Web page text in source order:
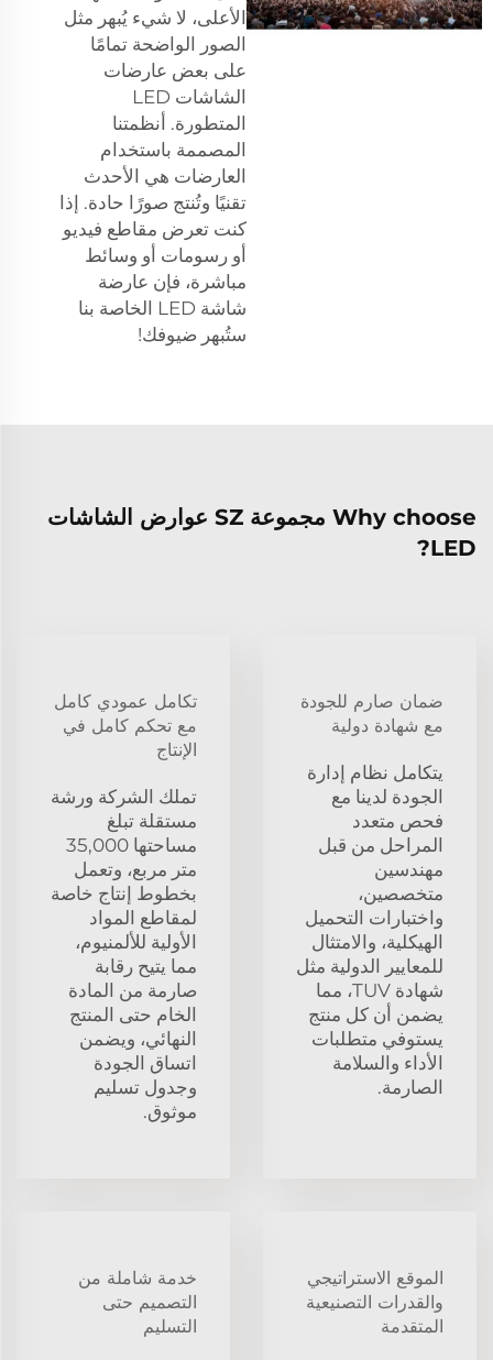
الأعلى، لا شيء يُبهر مثل
الصور الواضحة تمامًا
على بعض عارضات
الشاشات LED
المتطورة. أنظمتنا
المصممة باستخدام
العارضات هي الأحدث
تقنيًا وتُنتج صورًا حادة. إذا
كنت تعرض مقاطع فيديو
أو رسومات أو وسائط
مباشرة، فإن عارضة
شاشة LED الخاصة بنا
ستُبهر ضيوفك!
Why choose مجموعة SZ عوارض الشاشات
LED?
ضمان صارم للجودة
مع شهادة دولية
يتكامل نظام إدارة
الجودة لدينا مع
فحص متعدد
المراحل من قبل
مهندسين
متخصصين،
واختبارات التحميل
الهيكلية، والامتثال
للمعايير الدولية مثل
شهادة TUV، مما
يضمن أن كل منتج
يستوفي متطلبات
الأداء والسلامة
الصارمة.
تكامل عمودي كامل
مع تحكم كامل في
الإنتاج
تملك الشركة ورشة
مستقلة تبلغ
مساحتها 35,000
متر مربع، وتعمل
بخطوط إنتاج خاصة
لمقاطع المواد
الأولية للألمنيوم،
مما يتيح رقابة
صارمة من المادة
الخام حتى المنتج
النهائي، ويضمن
اتساق الجودة
وجدول تسليم
موثوق.
الموقع الاستراتيجي
والقدرات التصنيعية
المتقدمة
خدمة شاملة من
التصميم حتى
التسليم